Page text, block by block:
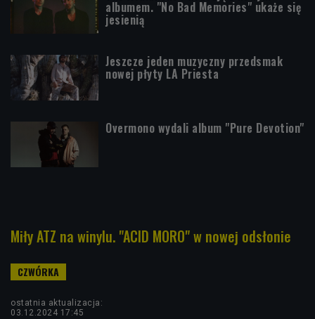
albumem. "No Bad Memories" ukaże się
jesienią
Jeszcze jeden muzyczny przedsmak
nowej płyty LA Priesta
Overmono wydali album "Pure Devotion"
Miły ATZ na winylu. "ACID MORO" w nowej odsłonie
ostatnia aktualizacja:
03.12.2024 17:45